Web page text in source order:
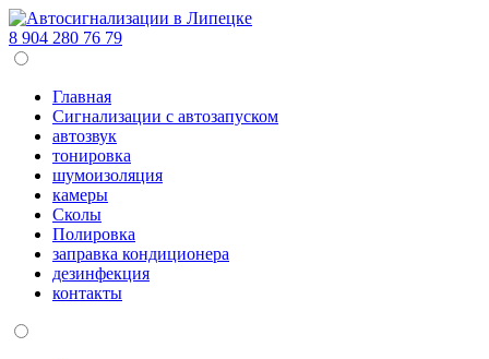
8 904 280 76 79
Главная
Сигнализации c автозапуском
автозвук
тонировка
шумоизоляция
камеры
Сколы
Полировка
заправка кондиционера
дезинфекция
контакты